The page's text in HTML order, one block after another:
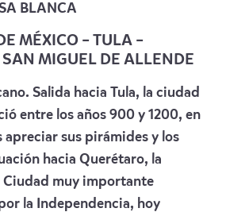
BLANCA
MÉXICO – TULA –
SAN MIGUEL DE ALLENDE
Salida hacia Tula, la ciudad
entre los años 900 y 1200, en
sus pirámides y los
hacia Querétaro, la
Ciudad muy importante
la Independencia, hoy